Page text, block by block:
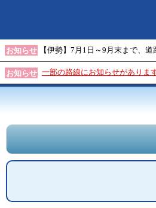
お知らせ 【伊勢】7月1日～9月末まで、
お知らせ 一部の路線にお知らせがありま